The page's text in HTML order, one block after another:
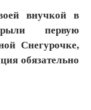
внучкой в
первую
Снегурочке,
обязательно